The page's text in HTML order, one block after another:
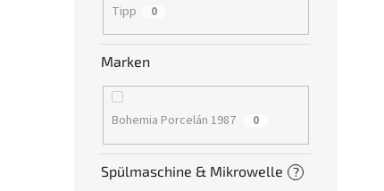
Tipp 0
Marken
Bohemia Porcelán 1987 0
Spülmaschine & Mikrowelle ?